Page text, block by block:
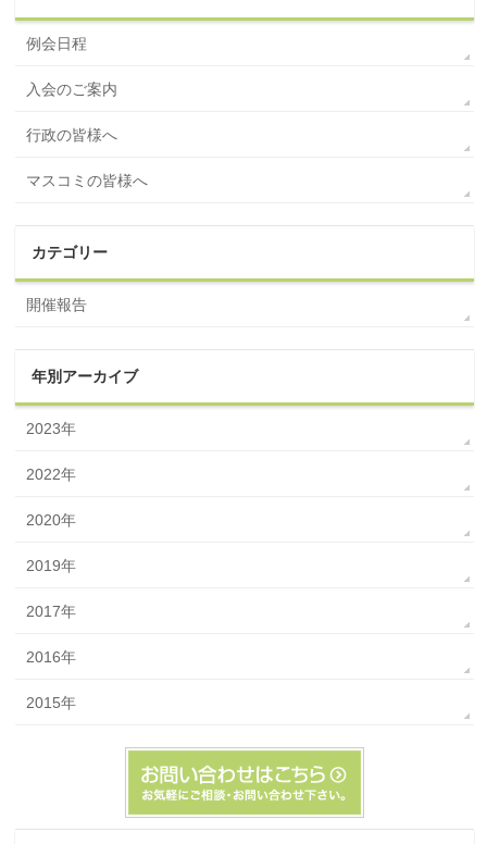
例会日程
入会のご案内
行政の皆様へ
マスコミの皆様へ
カテゴリー
開催報告
年別アーカイブ
2023年
2022年
2020年
2019年
2017年
2016年
2015年